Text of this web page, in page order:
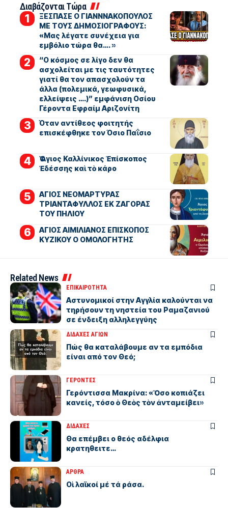
Διαβάζονται Τώρα
ΞΕΣΠΑΣΕ Ο ΓΙΑΝΝΝΑΚΟΠΟΥΛΟΣ
ΜΕ ΤΟΥΣ ΔΗΜΟΣΙΟΓΡΑΦΟΥΣ:
«Μας λέγατε συνέχεια για
εμβόλιο τώρα θα…. »
“Ο κόσμος σε λίγο δεν θα
ασχολείται με τις ταυτότητες
γιατί θα τον απασχολούν τα
άλλα (πολεμικά, γεωφυσικά,
ελλείψεις ….)” εμφάνιση Οσίου
Γέροντα Εφραίμ Αριζονίτη
Όταν αντίθεος φοιτητής
επισκέφθηκε τον Όσιο Παΐσιο
Ὁ Ἅγιος Καλλίνικος Ἐπίσκοπος
Ἐδέσσης καὶ τὸ κάρο
ΑΓΙΟΣ ΝΕΟΜΑΡΤΥΡΑΣ
ΤΡΙΑΝΤΑΦΥΛΛΟΣ ΕΚ ΖΑΓΟΡΑΣ
ΤΟΥ ΠΗΛΙΟΥ
ΑΓΙΟΣ ΑΙΜΙΛΙΑΝΟΣ ΕΠΙΣΚΟΠΟΣ
ΚΥΖΙΚΟΥ Ο ΟΜΟΛΟΓΗΤΗΣ
Related News
ΕΠΙΚΑΙΡΟΤΗΤΑ
Αστυνομικοί στην Αγγλία καλούνται να
τηρήσουν τη νηστεία του Ραμαζανιού
σε ένδειξη αλληλεγγύης
ΔΙΔΑΧΕΣ ΑΓΙΩΝ
Πώς θα καταλάβουμε αν τα εμπόδια
είναι από τον Θεό;
ΓΕΡΟΝΤΕΣ
Γερόντισσα Μακρίνα: «Ὅσο κοπιάζει
κανείς, τόσο ὁ Θεὸς τὸν ἀνταμείβει»
ΔΙΔΑΧΕΣ
Θα επέμβει ο θεός αδέλφια
κρατηθειτε…
ΑΡΘΡΑ
Οἱ λαϊκοί μέ τά ράσα.